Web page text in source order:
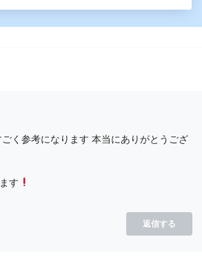
く参考になります 本当にありがとうござ
す
返信する